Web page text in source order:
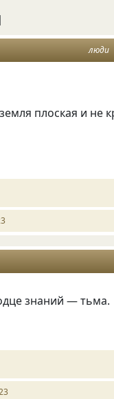
люди
плоская и не
знаний — тьма.